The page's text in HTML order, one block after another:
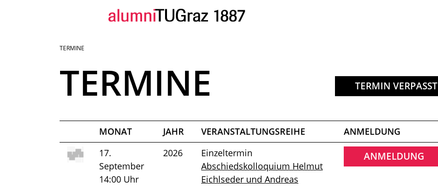
Sie
TERMINE
TERMINE TERMIN VERPASST
MONAT JAHR VERANSTALTUNGSREIHE
ANMELDUNG
17.
September
14:00 Uhr
2026
Einzeltermin
Abschiedskolloquium Helmut
Eichlseder und Andreas
ANMELDUNG